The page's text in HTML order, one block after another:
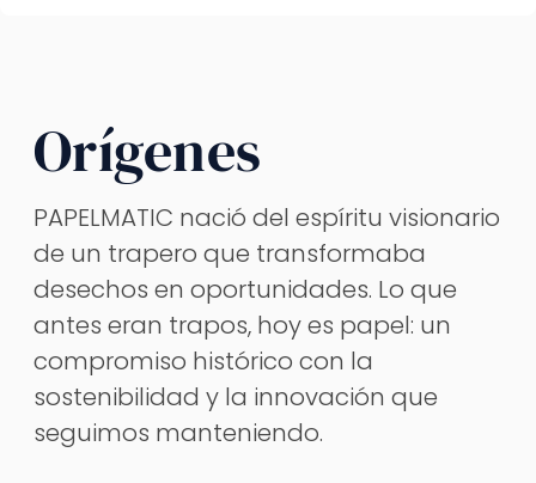
Orígenes
PAPELMATIC nació del espíritu visionario
de un trapero que transformaba
desechos en oportunidades. Lo que
antes eran trapos, hoy es papel: un
compromiso histórico con la
sostenibilidad y la innovación que
seguimos manteniendo.